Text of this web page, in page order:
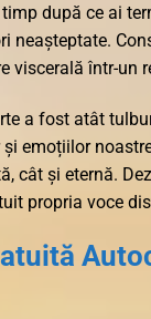
după ce ai
neașteptate.
viscerală într-un
a fost atât
emoțiilor
cât și eternă.
propria voce